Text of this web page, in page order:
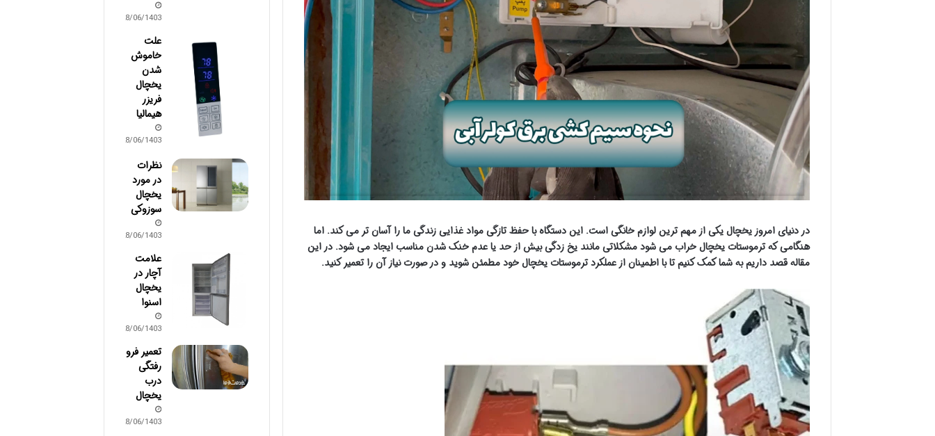
در دنیای امروز یخچال یکی از مهم ترین لوازم خانگی است. این دستگاه با حفظ تازگی مواد غذایی زندگی ما را آسان تر می کند. اما
هنگامی که ترموستات یخچال خراب می شود مشکلاتی مانند یخ زدگی بیش از حد یا عدم خنک شدن مناسب ایجاد می شود. در این
مقاله قصد داریم به شما کمک کنیم تا با اطمینان از عملکرد ترموستات یخچال خود مطمئن شوید و در صورت نیاز آن را تعمیر کنید.
28/06/1403
علت
خاموش
شدن
یخچال
فریزر
هیمالیا
28/06/1403
نظرات
در مورد
یخچال
سوزوکی
28/06/1403
علامت
آچار در
یخچال
اسنوا
28/06/1403
تعمیر فرو
رفتگی
درب
یخچال
28/06/1403